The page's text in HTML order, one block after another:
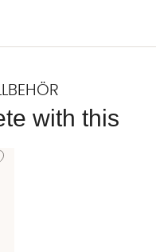
with this
till i önskelista: TEXTILSKYDD